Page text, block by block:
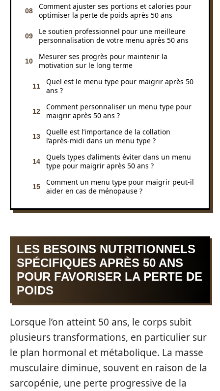
Comment ajuster ses portions et calories pour
optimiser la perte de poids après 50 ans
Le soutien professionnel pour une meilleure
personnalisation de votre menu après 50 ans
Mesurer ses progrès pour maintenir la
motivation sur le long terme
Quel est le menu type pour maigrir après 50
ans ?
Comment personnaliser un menu type pour
maigrir après 50 ans ?
Quelle est l’importance de la collation
l’après-midi dans un menu type ?
Quels types d’aliments éviter dans un menu
type pour maigrir après 50 ans ?
Comment un menu type pour maigrir peut-il
aider en cas de ménopause ?
LES BESOINS NUTRITIONNELS
SPÉCIFIQUES APRÈS 50 ANS
POUR FAVORISER LA PERTE DE
POIDS
Lorsque l’on atteint 50 ans, le corps subit
plusieurs transformations, en particulier sur
le plan hormonal et métabolique. La masse
musculaire diminue, souvent en raison de la
sarcopénie, une perte progressive de la